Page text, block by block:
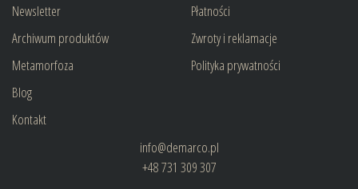
Newsletter
Archiwum produktów
Metamorfoza
Blog
Kontakt
Płatności
Zwroty i reklamacje
Polityka prywatności
info@demarco.pl
+48 731 309 307